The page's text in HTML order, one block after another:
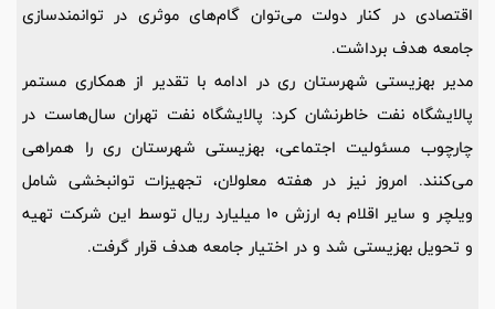
اقتصادی در کنار دولت می‌توان گام‌های موثری در توانمندسازی
جامعه هدف برداشت.
مدیر بهزیستی شهرستان ری در ادامه با تقدیر از همکاری مستمر
پالایشگاه نفت خاطرنشان کرد: پالایشگاه نفت تهران سال‌هاست در
چارچوب مسئولیت اجتماعی، بهزیستی شهرستان ری را همراهی
می‌کنند. امروز نیز در هفته معلولان، تجهیزات توانبخشی شامل
ویلچر و سایر اقلام به ارزش 10 میلیارد ریال توسط این شرکت تهیه
و تحویل بهزیستی شد و در اختیار جامعه هدف قرار گرفت.